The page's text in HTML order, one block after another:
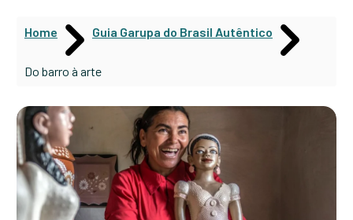
Home Guia Garupa do Brasil Autêntico
Do barro à arte